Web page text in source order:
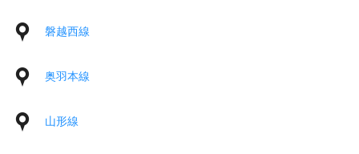
磐越西線
奥羽本線
山形線